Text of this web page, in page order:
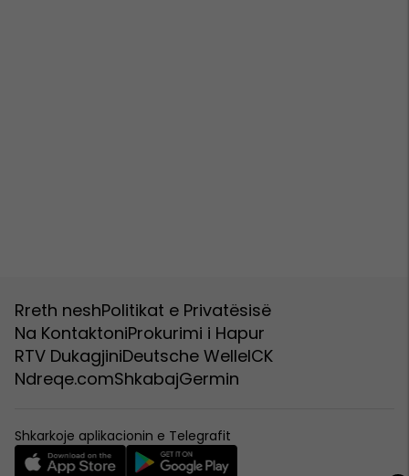
Rreth neshPolitikat e Privatësisë
Na KontaktoniProkurimi i Hapur
RTV DukagjiniDeutsche WelleICK
Ndreqe.comShkabajGermin
Shkarkoje aplikacionin e Telegrafit